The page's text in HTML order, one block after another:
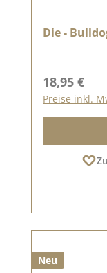
Die -
Regulärer
18,95 €
Preise inkl.
Neu